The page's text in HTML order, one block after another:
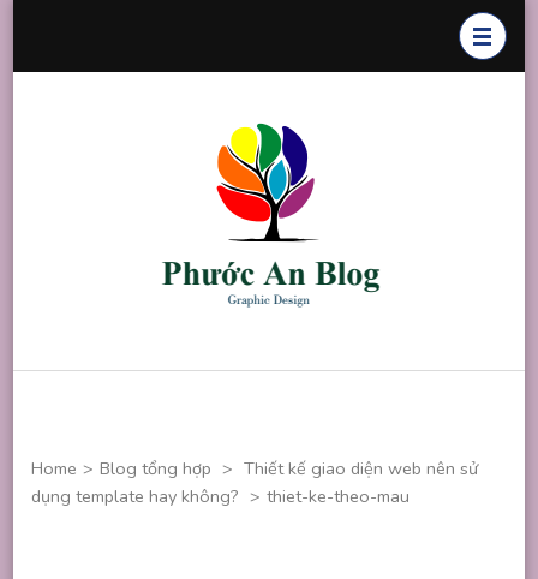
Home > Blog tổng hợp > Thiết kế giao diện web nên sử
dụng template hay không? > thiet-ke-theo-mau